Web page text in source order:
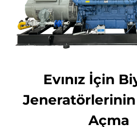
Evınız İçin
Açma